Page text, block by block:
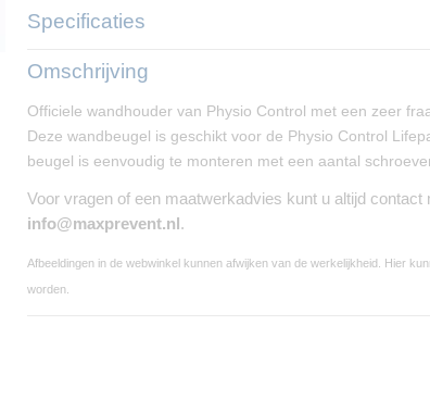
Specificaties
Productcode
Afmetingen (l,b,h)
Omschrijving
Officiele wandhouder van Physio Control met een zeer
Deze wandbeugel is geschikt voor de Physio Control
beugel is eenvoudig te monteren met een aantal
Voor vragen of een maatwerkadvies kunt u altijd contact
info@maxprevent.nl .
Afbeeldingen in de webwinkel kunnen afwijken van de werkelijkheid. Hier
worden.